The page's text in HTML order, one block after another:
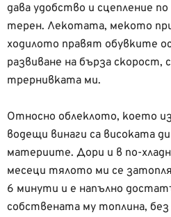
дава удобство и сцепление
терен. Лекотата, мекото
ходилото правят обувките
развиване на бърза скорост,
трернивката ми.
Относно облеклото, което
водещи винаги са високата
материите. Дори и в по-
месеци тялото ми се
6 минути и е напълно
собствената му топлина, без